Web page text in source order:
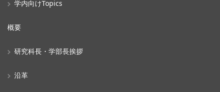
学内向けTopics
概要
研究科長・学部長挨拶
沿革